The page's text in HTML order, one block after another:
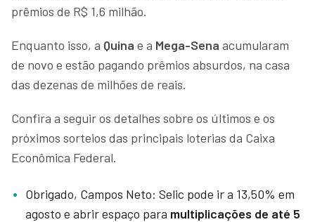
prêmios de R$ 1,6 milhão.
Enquanto isso, a Quina e a Mega-Sena acumularam
de novo e estão pagando prêmios absurdos, na casa
das dezenas de milhões de reais.
Confira a seguir os detalhes sobre os últimos e os
próximos sorteios das principais loterias da Caixa
Econômica Federal.
Obrigado, Campos Neto: Selic pode ir a 13,50% em
agosto e abrir espaço para multiplicações de até 5